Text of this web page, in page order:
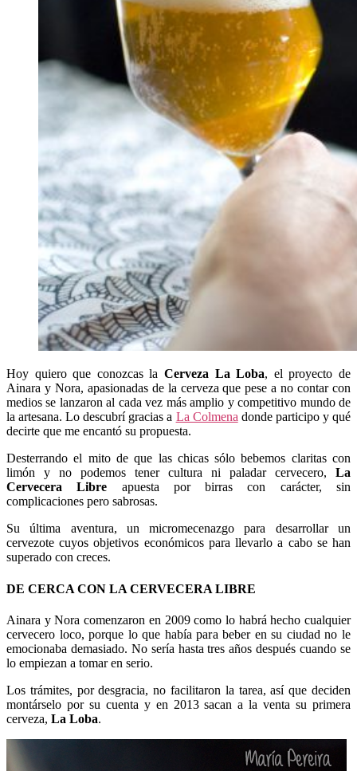
Hoy quiero que conozcas la Cerveza La Loba, el proyecto de
Ainara y Nora, apasionadas de la cervezaque pese a no contar con
medios se lanzaron al cada vez más amplio y competitivo mundo de
la artesana. Lo descubrí gracias a La Colmenadonde participo y qué
decirte que me encantó su propuesta.
Desterrando el mito de que las chicas sólo bebemos claritas con
limón y no podemos tener cultura ni paladar cervecero, La
Cervecera Libre apuesta por birras con carácter, sin
complicaciones pero sabrosas.
Su última aventura, un micromecenazgo para desarrollar un
cervezote cuyos objetivos económicos para llevarlo a cabo se han
superado con creces.
DE CERCA CON LA CERVECERA LIBRE
Ainara y Nora comenzaron en 2009 como lo habrá hecho cualquier
cervecero loco, porque lo que había para beber en su ciudad no le
emocionaba demasiado. No sería hasta tres años después cuando se
lo empiezan a tomar en serio.
Los trámites, por desgracia, no facilitaron la tarea, así que deciden
montárselo por su cuenta y en 2013 sacan a la venta su primera
cerveza, La Loba.